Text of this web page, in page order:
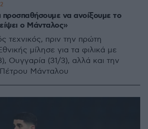
προσπαθήσουμε να ανοίξουμε το
ο Μάνταλος»
τεχνικός, πριν την πρώτη
μίλησε για τα φιλικά με
Ουγγαρία (31/3), αλλά και την
Μάνταλου